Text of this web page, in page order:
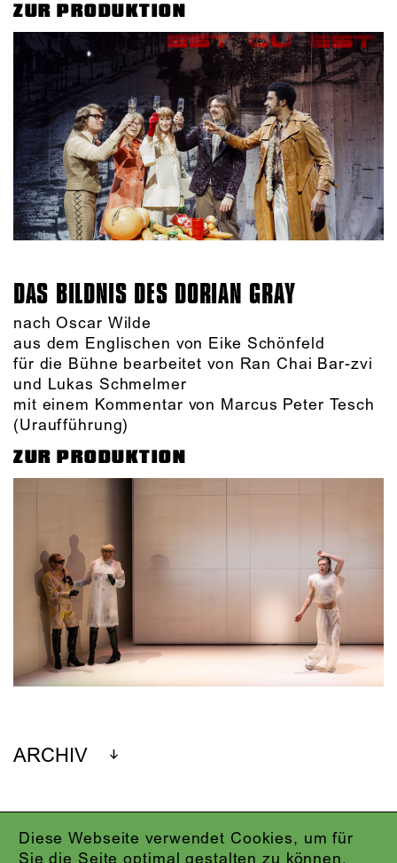
Diese Webseite verwendet Cookies, um für
Sie die Seite optimal gestalten zu können.
ZUR PRODUKTION
DAS BILDNIS DES DORIAN GRAY
nach Oscar Wilde
aus dem Englischen von Eike Schönfeld
für die Bühne bearbeitet von Ran Chai Bar-zvi
und Lukas Schmelmer
mit einem Kommentar von Marcus Peter Tesch
(Uraufführung)
ZUR PRODUKTION
ARCHIV
IMPRESSUM